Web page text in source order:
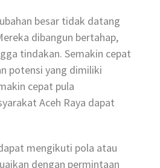
besar tidak datang
dibangun bertahap,
tindakan. Semakin cepat
potensi yang dimiliki
cepat pula
Aceh Raya dapat
mengikuti pola atau
dengan permintaan